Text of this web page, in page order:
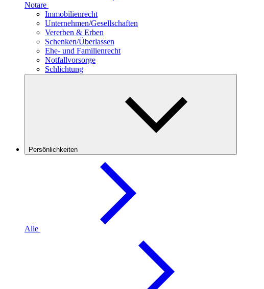
Notare
Immobilienrecht
Unternehmen/Gesellschaften
Vererben & Erben
Schenken/Überlassen
Ehe- und Familienrecht
Notfallvorsorge
Schlichtung
Persönlichkeiten
Alle